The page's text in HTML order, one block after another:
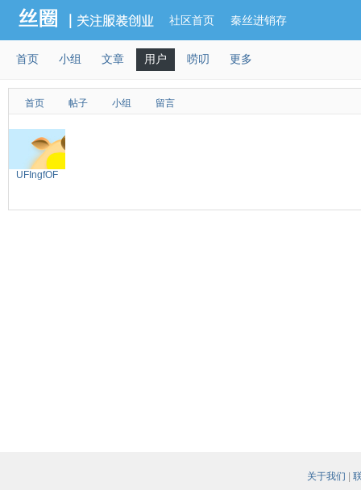
社区首页 秦丝进销存
首页 小组 文章 用户 唠叨 更多
首页 帖子 小组 留言
UFIngfOF
关于我们